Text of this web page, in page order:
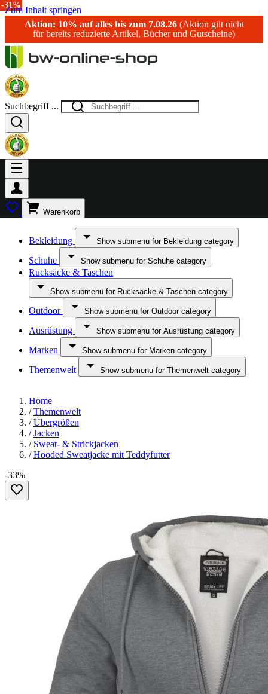
Zum Inhalt springen
Aktion: 10% auf alles bis zum 7.08.26(Aktion gilt nicht
für bereits reduzierte Artikel, Bücher und Gutscheine)
Suchbegriff ...
Warenkorb
Bekleidung Show submenu for Bekleidung category
Schuhe Show submenu for Schuhe category
Rucksäcke & Taschen
Show submenu for Rucksäcke & Taschen category
Outdoor Show submenu for Outdoor category
Ausrüstung Show submenu for Ausrüstung category
Marken Show submenu for Marken category
Themenwelt Show submenu for Themenwelt category
Home
/ Themenwelt
/ Übergrößen
/ Jacken
/ Sweat- & Strickjacken
/ Hooded Sweatjacke mit Teddyfutter
-33%
-38%
-15%
-30%
-40%
-38%
-30%
-50%
-10%
-11%
-31%